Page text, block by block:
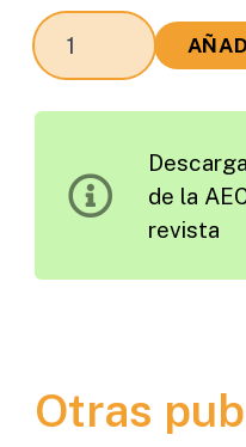
Las
Mezclas
EBE
de la
revista
Otras